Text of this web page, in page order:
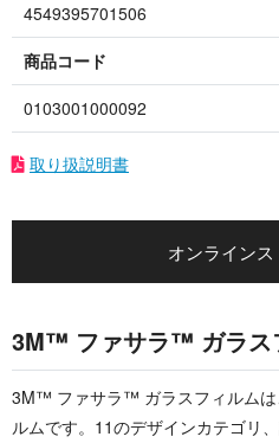
4549395701506
商品コード
0103001000092
取り扱説明書
オンライン
3M™ ファサラ™ ガラス
3M™ ファサラ™ ガラスフィルムは
ルムです。11のデザインカテゴリ